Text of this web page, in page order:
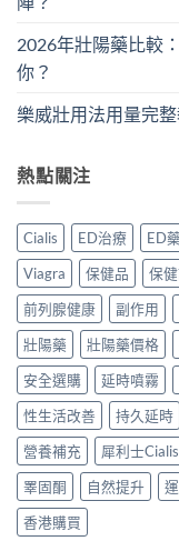
2026年壯陽藥比較
你？
樂威壯用法用量完
熱點關注
Cialis ED治療 ED
Viagra
保健品 保
前列腺健康
副作用
壯陽藥
壯陽藥價格
安全選購
延時噴霧
性生活改善
持久延時
營養補充
犀利士Cialis
睪固酮
自然提升
香港購買